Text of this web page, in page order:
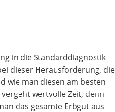
in die Standarddiagnostik
dieser Herausforderung, die
wie man diesen am besten
wertvolle Zeit, denn
das gesamte Erbgut aus